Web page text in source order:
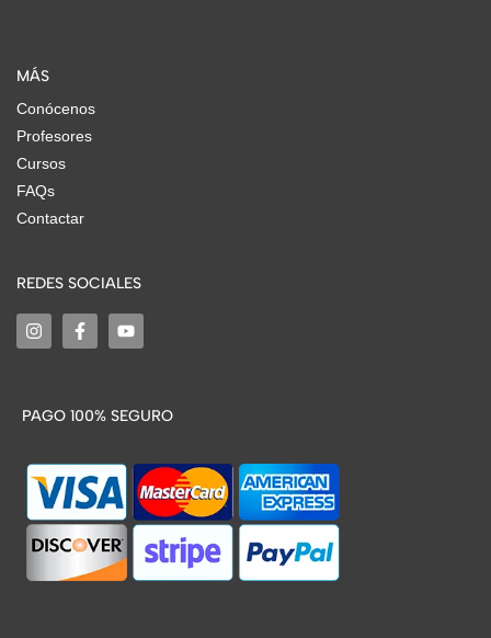
MÁS
Conócenos
Profesores
Cursos
FAQs
Contactar
REDES SOCIALES
PAGO 100% SEGURO